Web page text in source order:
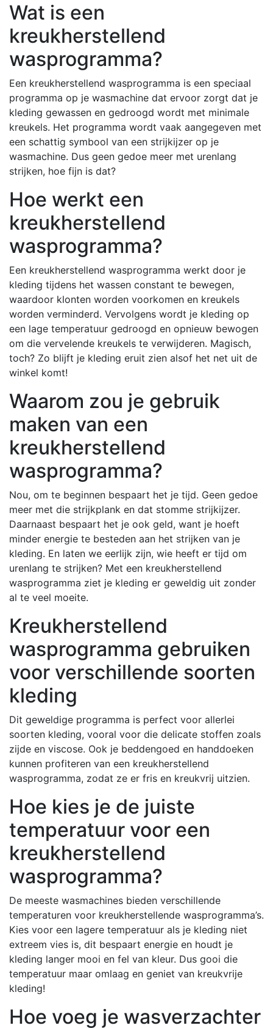
Wat is een
kreukherstellend
wasprogramma?
Een kreukherstellend wasprogramma is een speciaal
programma op je wasmachine dat ervoor zorgt dat je
kleding gewassen en gedroogd wordt met minimale
kreukels. Het programma wordt vaak aangegeven met
een schattig symbool van een strijkijzer op je
wasmachine. Dus geen gedoe meer met urenlang
strijken, hoe fijn is dat?
Hoe werkt een
kreukherstellend
wasprogramma?
Een kreukherstellend wasprogramma werkt door je
kleding tijdens het wassen constant te bewegen,
waardoor klonten worden voorkomen en kreukels
worden verminderd. Vervolgens wordt je kleding op
een lage temperatuur gedroogd en opnieuw bewogen
om die vervelende kreukels te verwijderen. Magisch,
toch? Zo blijft je kleding eruit zien alsof het net uit de
winkel komt!
Waarom zou je gebruik
maken van een
kreukherstellend
wasprogramma?
Nou, om te beginnen bespaart het je tijd. Geen gedoe
meer met die strijkplank en dat stomme strijkijzer.
Daarnaast bespaart het je ook geld, want je hoeft
minder energie te besteden aan het strijken van je
kleding. En laten we eerlijk zijn, wie heeft er tijd om
urenlang te strijken? Met een kreukherstellend
wasprogramma ziet je kleding er geweldig uit zonder
al te veel moeite.
Kreukherstellend
wasprogramma gebruiken
voor verschillende soorten
kleding
Dit geweldige programma is perfect voor allerlei
soorten kleding, vooral voor die delicate stoffen zoals
zijde en viscose. Ook je beddengoed en handdoeken
kunnen profiteren van een kreukherstellend
wasprogramma, zodat ze er fris en kreukvrij uitzien.
Hoe kies je de juiste
temperatuur voor een
kreukherstellend
wasprogramma?
De meeste wasmachines bieden verschillende
temperaturen voor kreukherstellende wasprogramma’s.
Kies voor een lagere temperatuur als je kleding niet
extreem vies is, dit bespaart energie en houdt je
kleding langer mooi en fel van kleur. Dus gooi die
temperatuur maar omlaag en geniet van kreukvrije
kleding!
Hoe voeg je wasverzachter